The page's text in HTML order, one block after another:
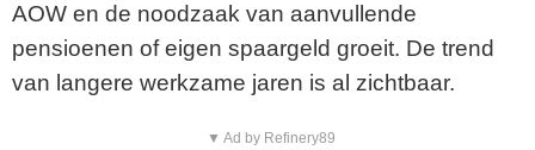
AOW en de noodzaak van aanvullende
pensioenen of eigen spaargeld groeit. De trend
van langere werkzame jaren is al zichtbaar.
▼ Ad by Refinery89